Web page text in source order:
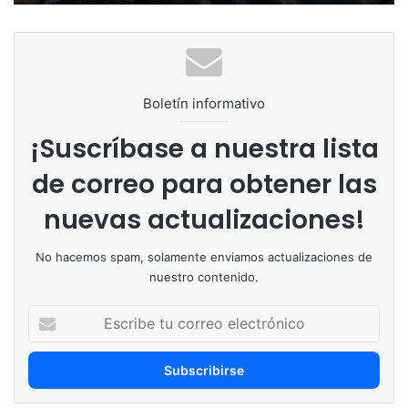
Boletín informativo
¡Suscríbase a nuestra lista
de correo para obtener las
nuevas actualizaciones!
No hacemos spam, solamente enviamos actualizaciones de
nuestro contenido.
correo